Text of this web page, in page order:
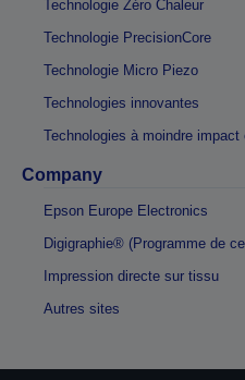
Technologie Zéro Chaleur
Technologie PrecisionCore
Technologie Micro Piezo
Technologies innovantes
Technologies à moindre impact
Company
Epson Europe Electronics
Digigraphie® (Programme de
Impression directe sur tissu
Autres sites